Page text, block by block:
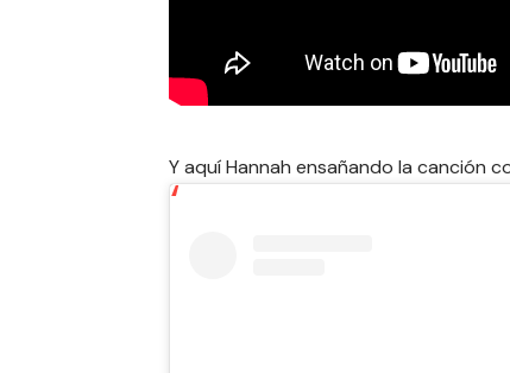
Y aquí Hannah ensañando la canción